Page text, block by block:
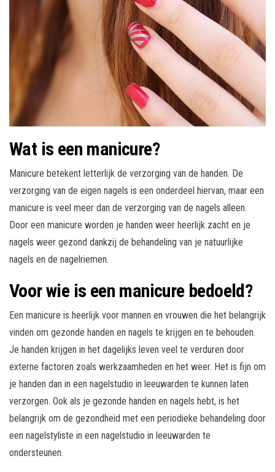
Wat is een manicure?
Manicure betekent letterlijk de verzorging van de handen. De
verzorging van de eigen nagels is een onderdeel hiervan, maar een
manicure is veel meer dan de verzorging van de nagels alleen.
Door een manicure worden je handen weer heerlijk zacht en je
nagels weer gezond dankzij de behandeling van je natuurlijke
nagels en de nagelriemen.
Voor wie is een manicure bedoeld?
Een manicure is heerlijk voor mannen en vrouwen die het belangrijk
vinden om gezonde handen en nagels te krijgen en te behouden.
Je handen krijgen in het dagelijks leven veel te verduren door
externe factoren zoals werkzaamheden en het weer. Het is fijn om
je handen dan in een nagelstudio in leeuwarden te kunnen laten
verzorgen. Ook als je gezonde handen en nagels hebt, is het
belangrijk om de gezondheid met een periodieke behandeling door
een nagelstyliste in een nagelstudio in leeuwarden te
ondersteunen.